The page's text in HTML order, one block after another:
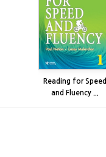
Reading for Speed
and Fluency ...